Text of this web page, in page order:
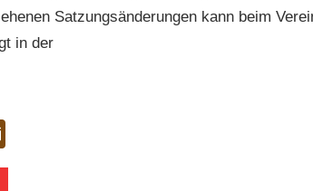
Satzungsänderungen kann beim
in der